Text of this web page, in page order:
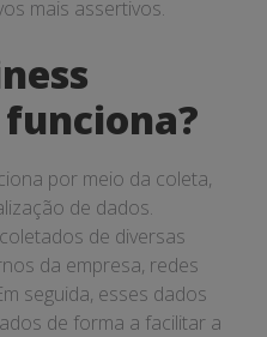
mais assertivos.
por meio da coleta,
de dados.
de diversas
da empresa, redes
seguida, esses dados
de forma a facilitar a